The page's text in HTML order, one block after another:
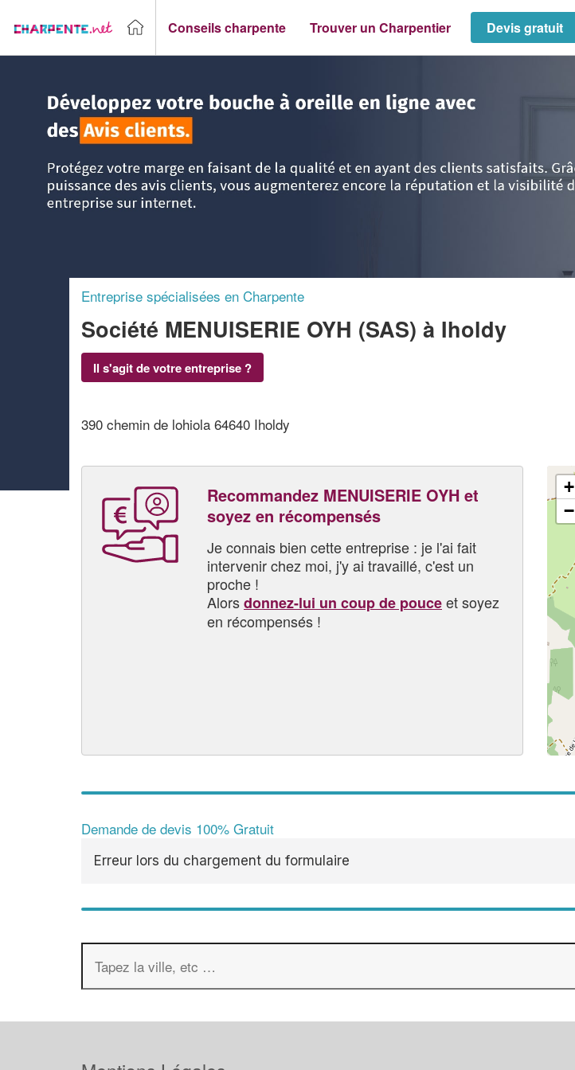
Conseils charpente Trouver un Charpentier Devis gratuit
Entreprise spécialisées en Charpente
Société MENUISERIE OYH (SAS) à Iholdy
Il s'agit de votre entreprise ?
390 chemin de lohiola 64640 Iholdy
Recommandez MENUISERIE OYH et
soyez en récompensés
Je connais bien cette entreprise : je l'ai fait
intervenir chez moi, j'y ai travaillé, c'est un
proche !
Alorsdonnez-lui un coup de pouceet soyez
en récompensés !
+
−
Demande de devis 100% Gratuit
Erreur lors du chargement du formulaire